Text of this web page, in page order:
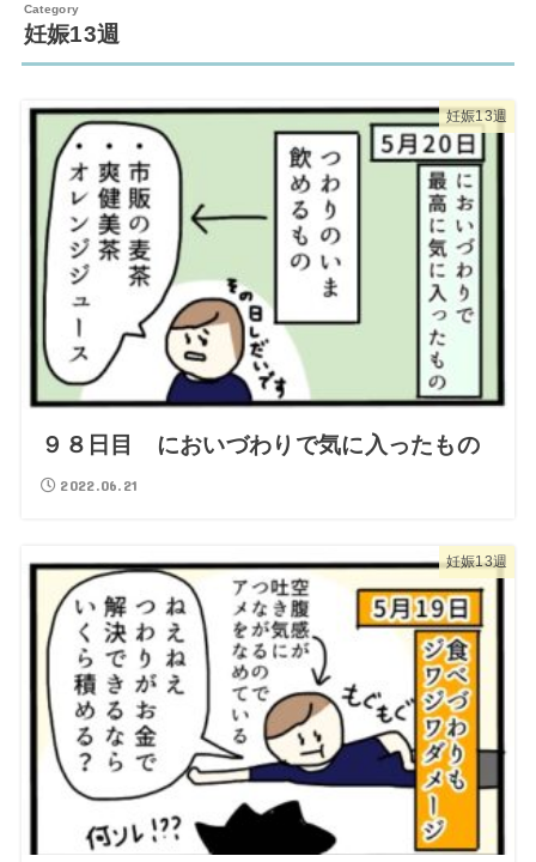
妊娠13週
妊娠13週
９８日目 においづわりで気に入ったもの
2022.06.21
妊娠13週